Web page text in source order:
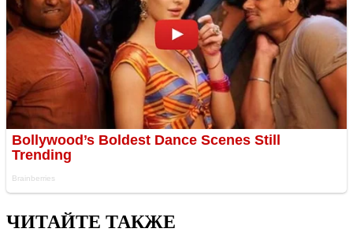
ЧИТАЙТЕ ТАКЖЕ